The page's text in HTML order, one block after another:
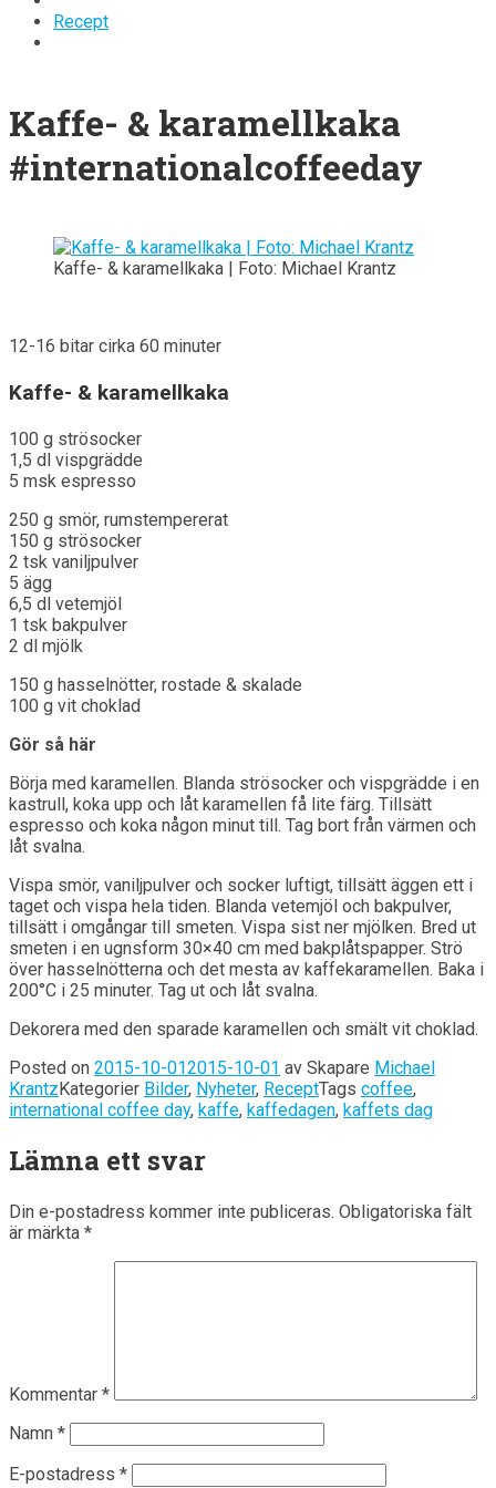
Recept
Kaffe- & karamellkaka
#internationalcoffeeday
Kaffe- & karamellkaka | Foto: Michael Krantz
12-16 bitar cirka 60 minuter
Kaffe- & karamellkaka
100 g strösocker
1,5 dl vispgrädde
5 msk espresso
250 g smör, rumstempererat
150 g strösocker
2 tsk vaniljpulver
5 ägg
6,5 dl vetemjöl
1 tsk bakpulver
2 dl mjölk
150 g hasselnötter, rostade & skalade
100 g vit choklad
Gör så här
Börja med karamellen. Blanda strösocker och vispgrädde i en
kastrull, koka upp och låt karamellen få lite färg. Tillsätt
espresso och koka någon minut till. Tag bort från värmen och
låt svalna.
Vispa smör, vaniljpulver och socker luftigt, tillsätt äggen ett i
taget och vispa hela tiden. Blanda vetemjöl och bakpulver,
tillsätt i omgångar till smeten. Vispa sist ner mjölken. Bred ut
smeten i en ugnsform 30×40 cm med bakplåtspapper. Strö
över hasselnötterna och det mesta av kaffekaramellen. Baka i
200°C i 25 minuter. Tag ut och låt svalna.
Dekorera med den sparade karamellen och smält vit choklad.
Posted on 2015-10-012015-10-01 av Skapare Michael
KrantzKategorier Bilder, Nyheter, ReceptTags coffee,
international coffee day, kaffe, kaffedagen, kaffets dag
Lämna ett svar
Din e-postadress kommer inte publiceras. Obligatoriska fält
är märkta *
Kommentar *
Namn *
E-postadress *